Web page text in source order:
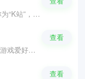
gamekee安卓版被玩家亲切称为“K站”，是一款开放式WIKI游戏社区，让你们探索各种优质的游戏与资料。软件拥有海量的热门作品的干货攻略、视频教程与深度评测，让你们随时找到所需的资讯并帮助你们突破游戏中的卡点。软件还提供了第一手游戏资讯与活动礼包，还支持零门槛搭建与维护属于自己的游戏百科，可以随时交流分享心的体验。
傲世堂助手安卓版是专为策略游戏爱好者打造的交流社区软件，让你们随时与同好互动探讨心得。软件拥有丰富的正版游戏资讯与官方公，并实时同步最新的活动玩法和专业的游戏攻略。软件支持在线竞拍游戏道具、领取专属游戏礼包以及进行角色管理，带你们全面且快速掌握最新的游戏动态。
查看
查看